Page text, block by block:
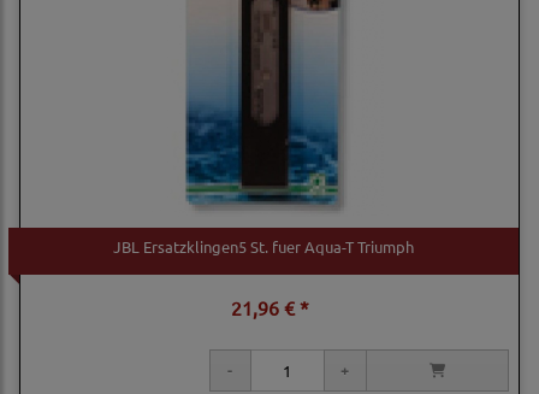
JBL Ersatzklingen5 St. fuer Aqua-T Triumph
21,96 € *